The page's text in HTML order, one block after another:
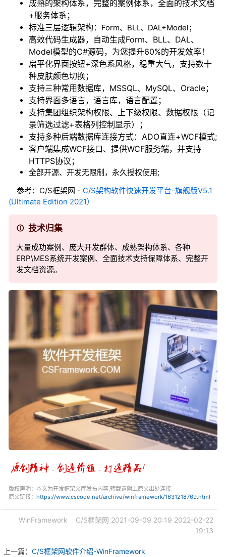
成熟的架构体系，完整的案例体系，全面的技术文档
+服务体系；
标准三层逻辑架构： Form、BLL、DAL+Model；
高效代码生成器，自动生成Form、BLL、DAL、
Model模型的C#源码，为您提升60%的开发效率！
扁平化界面按钮+深色系风格，稳重大气，支持数十
种皮肤颜色切换；
支持三种常用数据库，MSSQL、MySQL、Oracle；
支持界面多语言，语言库，语言配置；
支持集团组织架构权限、上下级权限、数据权限（记
录筛选过滤+表格列控制显示）；
支持多种后端数据库连接方式：ADO直连+WCF模式;
客户端集成WCF接口、提供WCF服务端，并支持
HTTPS协议；
全部开源、开发无限制，永久授权使用;
参考：C/S框架网 - C/S架构软件快速开发平台-旗舰版V5.1
(Ultimate Edition 2021)
技术归集
大量成功案例、庞大开发群体、成熟架构体系、各种
ERP\MES系统开发案例、全面技术支持保障体系、完整开
发文档资源。
版权声明：本文为开发框架文库发布内容,转载请附上原文出处连接
原文链接： https://www.cscode.net/archive/winframework/1631218769.html
WinFramework C/S框架网 2021-09-09 20:19 2022-02-22
19:13
上一篇： C/S框架网软件介绍-WinFramework